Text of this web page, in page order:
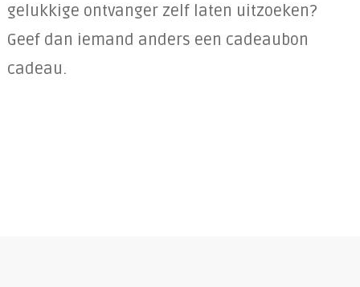
gelukkige ontvanger zelf laten uitzoeken?
Geef dan iemand anders een cadeaubon
cadeau.